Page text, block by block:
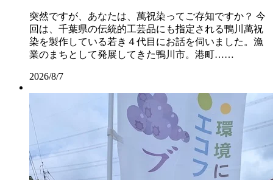
突然ですが、あなたは、萬祝染ってご存知ですか？ 今
回は、千葉県の伝統的工芸品にも指定される鴨川萬祝
染を製作している若き４代目にお話を伺いました。漁
業のまちとして発展してきた鴨川市。港町……
2026/8/7